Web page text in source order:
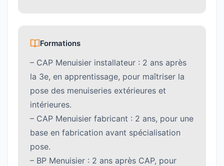
Formations
– CAP Menuisier installateur : 2 ans après
la 3e, en apprentissage, pour maîtriser la
pose des menuiseries extérieures et
intérieures.
– CAP Menuisier fabricant : 2 ans, pour une
base en fabrication avant spécialisation
pose.
– BP Menuisier : 2 ans après CAP, pour